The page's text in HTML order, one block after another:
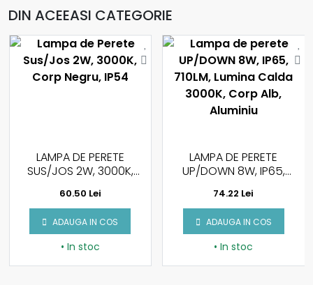
DIN ACEEASI CATEGORIE
LAMPA DE PERETE
SUS/JOS 2W, 3000K,
60.50 Lei
ADAUGA IN COS
• In stoc
LAMPA DE PERETE
UP/DOWN 8W, IP65,
3000K, CORP ALB,
ALUMINIU
74.22 Lei
ADAUGA IN COS
• In stoc